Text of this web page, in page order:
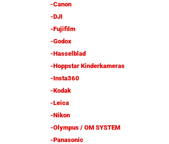
-Canon
-DJI
-Fujifilm
-Godox
-Hasselblad
-Hoppstar Kinderkameras
-Insta360
-Kodak
-Leica
-Nikon
-Olympus / OM SYSTEM
-Panasonic